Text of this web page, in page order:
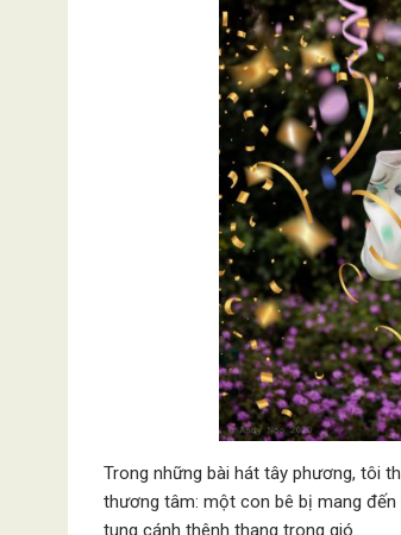
Trong những bài hát tây phương, tôi
thương tâm: một con bê bị mang
tung cánh thênh thang trong gió.